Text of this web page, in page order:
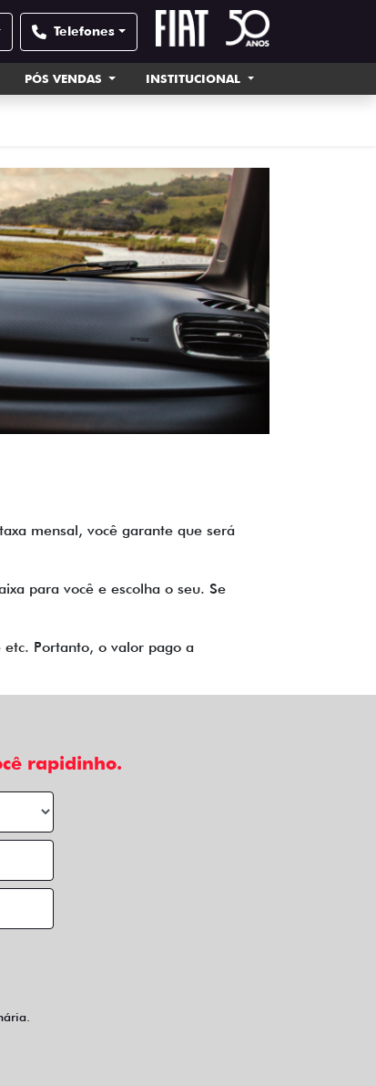
Telefones
PÓS VENDAS INSTITUCIONAL
mensal, você garante que será
para você e escolha o seu. Se
Portanto, o valor pago a
rapidinho.